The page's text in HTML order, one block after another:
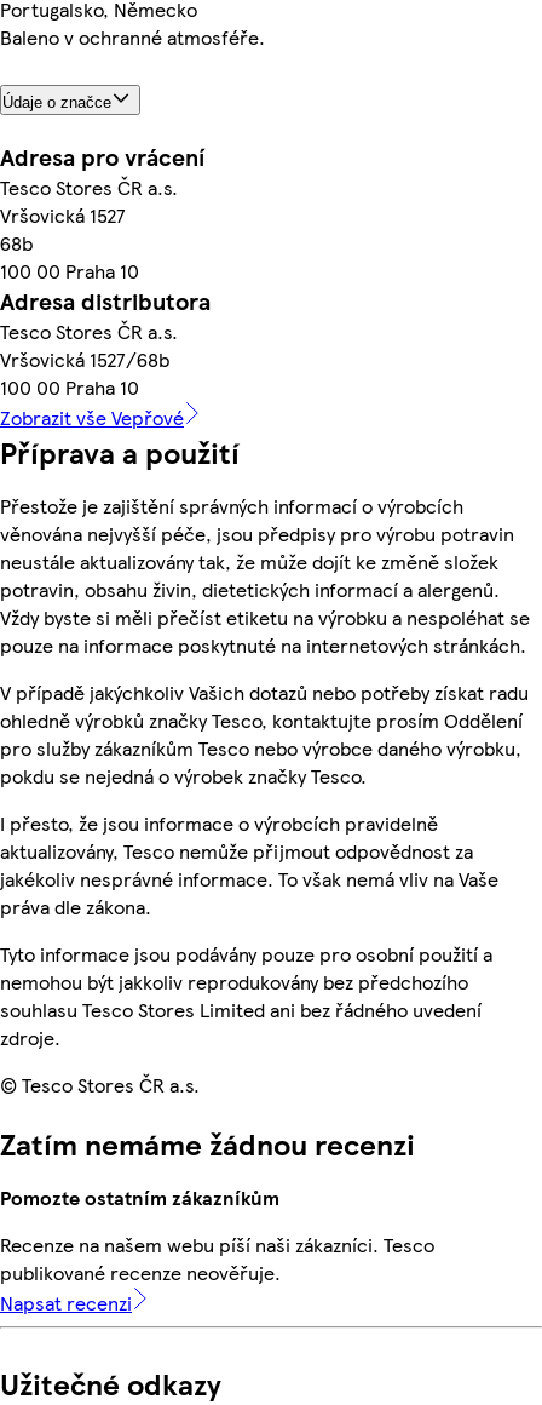
Portugalsko, Německo
Baleno v ochranné atmosféře.
Údaje o značce
Adresa pro vrácení
Tesco Stores ČR a.s.
Vršovická 1527
68b
100 00 Praha 10
Adresa distributora
Tesco Stores ČR a.s.
Vršovická 1527/68b
100 00 Praha 10
Zobrazit vše Vepřové
Příprava a použití
Přestože je zajištění správných informací o výrobcích
věnována nejvyšší péče, jsou předpisy pro výrobu potravin
neustále aktualizovány tak, že může dojít ke změně složek
potravin, obsahu živin, dietetických informací a alergenů.
Vždy byste si měli přečíst etiketu na výrobku a nespoléhat se
pouze na informace poskytnuté na internetových stránkách.
V případě jakýchkoliv Vašich dotazů nebo potřeby získat radu
ohledně výrobků značky Tesco, kontaktujte prosím Oddělení
pro služby zákazníkům Tesco nebo výrobce daného výrobku,
pokdu se nejedná o výrobek značky Tesco.
I přesto, že jsou informace o výrobcích pravidelně
aktualizovány, Tesco nemůže přijmout odpovědnost za
jakékoliv nesprávné informace. To však nemá vliv na Vaše
práva dle zákona.
Tyto informace jsou podávány pouze pro osobní použití a
nemohou být jakkoliv reprodukovány bez předchozího
souhlasu Tesco Stores Limited ani bez řádného uvedení
zdroje.
© Tesco Stores ČR a.s.
Zatím nemáme žádnou recenzi
Pomozte ostatním zákazníkům
Recenze na našem webu píší naši zákazníci. Tesco
publikované recenze neověřuje.
Napsat recenzi
Užitečné odkazy